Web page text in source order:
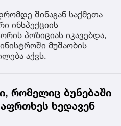
შინაგან საქმეთა
ინსპექციის
პოზიციას იკავებდა,
მუშაობის
აქვს.
რომელიც ბუნებაში
ხედავენ